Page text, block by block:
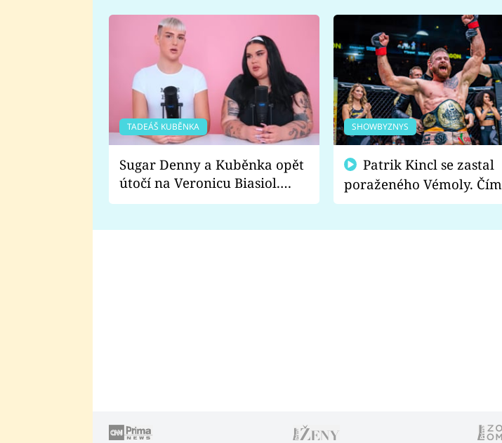
TADEÁŠ KUBĚNKA
Sugar Denny a Kuběnka opět
útočí na Veronicu Biasiol.
Proč je podle nich falešná a
SHOWBYZNYS
poraženého Vémoly.
fanoušci naštvali?